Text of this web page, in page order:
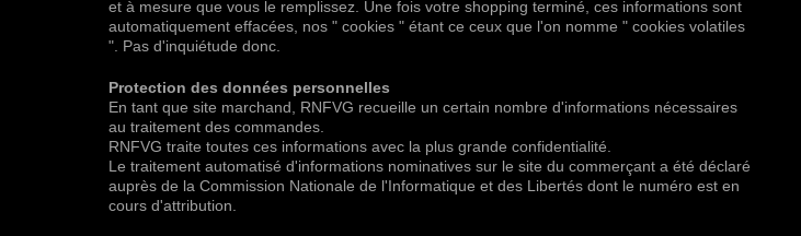
et à mesure que vous le remplissez. Une fois votre shopping terminé, ces informations sont
automatiquement effacées, nos " cookies " étant ce ceux que l'on nomme " cookies volatiles
". Pas d'inquiétude donc.
Protection des données personnelles
En tant que site marchand, RNFVG recueille un certain nombre d'informations nécessaires
au traitement des commandes.
RNFVG traite toutes ces informations avec la plus grande confidentialité.
Le traitement automatisé d'informations nominatives sur le site du commerçant a été déclaré
auprès de la Commission Nationale de l'Informatique et des Libertés dont le numéro est en
cours d'attribution.